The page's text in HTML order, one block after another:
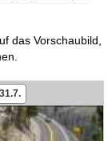
das Vorschaubild,
31.7.